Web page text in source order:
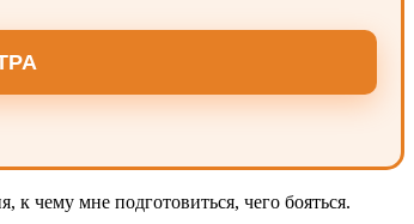
к чему мне подготовиться, чего бояться.